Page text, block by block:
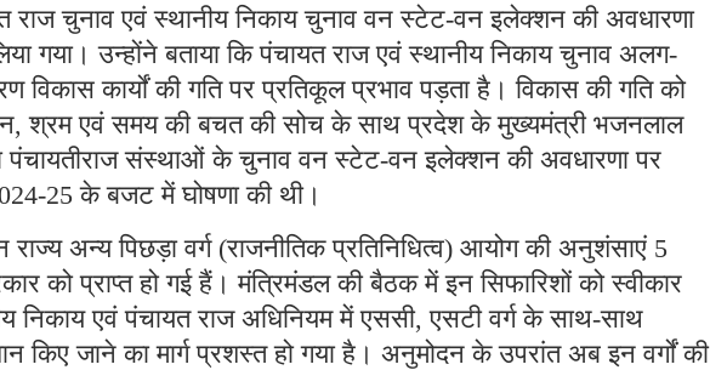
राज चुनाव एवं स्थानीय निकाय चुनाव वन स्टेट-वन इलेक्शन की अवधारणा
गया। उन्होंने बताया कि पंचायत राज एवं स्थानीय निकाय चुनाव अलग-
कार्यों की गति पर प्रतिकूल प्रभाव पड़ता है। विकास की गति को
श्रम एवं समय की बचत की सोच के साथ प्रदेश के मुख्यमंत्री भजनलाल
पंचायतीराज संस्थाओं के चुनाव वन स्टेट-वन इलेक्शन की अवधारणा पर
25 के बजट में घोषणा की थी।
राज्य अन्य पिछड़ा वर्ग (राजनीतिक प्रतिनिधित्व) आयोग की अनुशंसाएं 5
को प्राप्त हो गई हैं। मंत्रिमंडल की बैठक में इन सिफारिशों को स्वीकार
निकाय एवं पंचायत राज अधिनियम में एससी, एसटी वर्ग के साथ-साथ
किए जाने का मार्ग प्रशस्त हो गया है। अनुमोदन के उपरांत अब इन वर्गों की